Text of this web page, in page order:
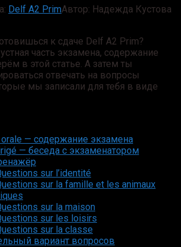
Delf A2 PrimАвтор: Надежда Кустова
к сдаче Delf A2 Prim?
часть экзамена, содержание
в этой статье. А затем ты
отвечать на вопросы
мы записали для тебя в виде
— содержание экзамена
— беседа с экзаменатором
sur l’identité
sur la famille et les animaux
sur la maison
sur les loisirs
sur la classe
вариант вопросов